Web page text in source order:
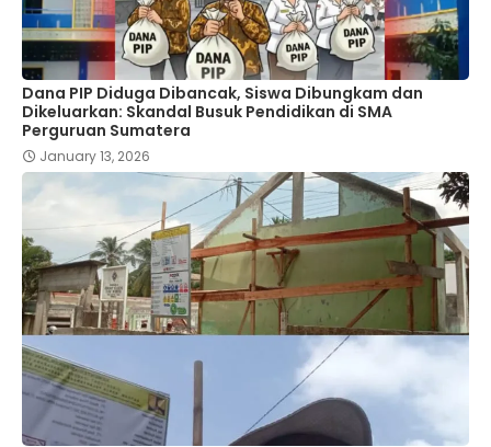
Dana PIP Diduga Dibancak, Siswa Dibungkam dan
Dikeluarkan: Skandal Busuk Pendidikan di SMA
Perguruan Sumatera
January 13, 2026